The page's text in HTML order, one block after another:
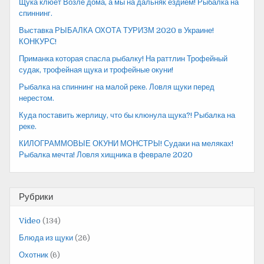
Щука клюет Возле дома, а мы на дальняк ездием! Рыбалка на
спиннинг.
Выставка РЫБАЛКА ОХОТА ТУРИЗМ 2020 в Украине!
КОНКУРС!
Приманка которая спасла рыбалку! На раттлин Трофейный
судак, трофейная щука и трофейные окуни!
Рыбалка на спиннинг на малой реке. Ловля щуки перед
нерестом.
Куда поставить жерлицу, что бы клюнула щука?! Рыбалка на
реке.
КИЛОГРАММОВЫЕ ОКУНИ МОНСТРЫ! Судаки на меляках!
Рыбалка мечта! Ловля хищника в феврале 2020
Рубрики
Video (134)
Блюда из щуки (26)
Охотник (6)